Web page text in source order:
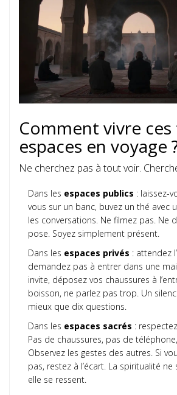
Comment vivre
espaces en voyage
Ne cherchez pas à tout voir.
Dans les espaces publics : laissez-
vous sur un banc, buvez un thé avec
les conversations. Ne filmez pas. Ne
pose. Soyez simplement présent.
Dans les espaces privés : attendez
demandez pas à entrer dans une
invite, déposez vos chaussures à
boisson, ne parlez pas trop. Un
mieux que dix questions.
Dans les espaces sacrés :
Pas de chaussures, pas de
Observez les gestes des autres. Si
pas, restez à l’écart. La spiritualité
elle se ressent.